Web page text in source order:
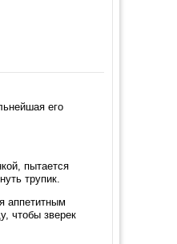
его
пытается
трупик.
аппетитным
чтобы зверек